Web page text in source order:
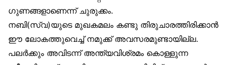
ഗുണങ്ങളാണെന്ന് ചുരുക്കം.
നബി(സ്വ)യുടെ മുഖകമലം കണ്ടു തിരുചാരത്തിരിക്കാൻ
ഈ ലോകത്തുവെച്ച് നമുക്ക് അവസരമുണ്ടായില്ല.
പലർക്കും അവിടന്ന് അന്ത്യവിശ്രമം കൊള്ളുന്ന